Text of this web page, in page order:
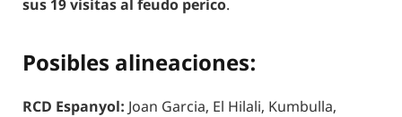
sus 19 visitas al feudo perico.
Posibles alineaciones:
RCD Espanyol: Joan Garcia, El Hilali, Kumbulla,